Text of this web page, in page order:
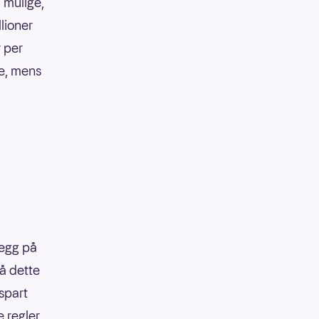
per
mens
på
dette